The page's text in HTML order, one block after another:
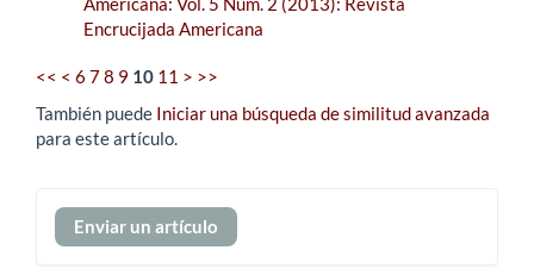
Encrucijada Americana
<< < 6 78 9 10 11 > >>
También puede Iniciar una búsqueda de similitud avanzada
para este artículo.
Enviar
un
Enviar un artículo